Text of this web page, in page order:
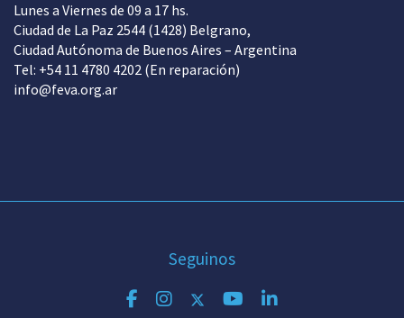
Lunes a Viernes de 09 a 17 hs.
Ciudad de La Paz 2544 (1428) Belgrano,
Ciudad Autónoma de Buenos Aires – Argentina
Tel: +54 11 4780 4202 (En reparación)
info@feva.org.ar
Seguinos